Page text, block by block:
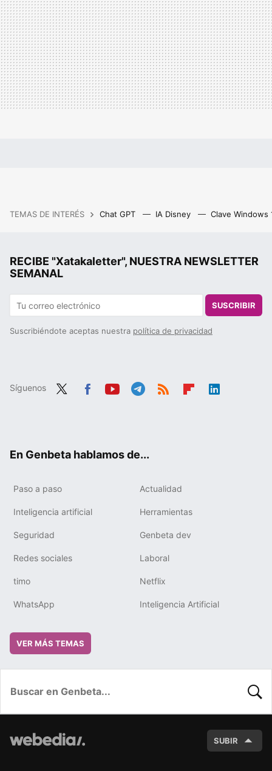
TEMAS DE INTERÉS Chat GPT IA Disney Clave Windows
RECIBE "Xatakaletter", NUESTRA NEWSLETTER
SEMANAL
SUSCRIBIR
Suscribiéndote aceptas nuestra política de privacidad
Síguenos
En Genbeta hablamos de...
Paso a paso Actualidad
Inteligencia artificial Herramientas
Seguridad Genbeta dev
Redes sociales Laboral
timo Netflix
WhatsApp Inteligencia Artificial
VER MÁS TEMAS
SUBIR